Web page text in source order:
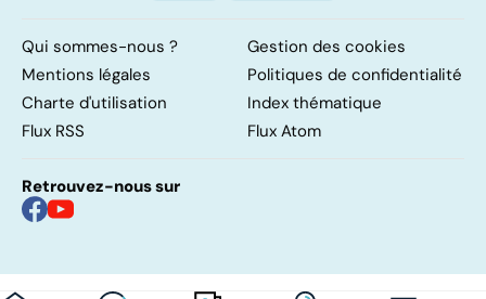
Qui sommes-nous ?
Gestion des cookies
Mentions légales
Politiques de confidentialité
Charte d'utilisation
Index thématique
Flux RSS
Flux Atom
Retrouvez-nous sur